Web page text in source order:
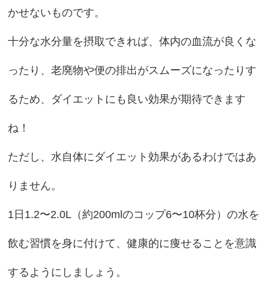
かせないものです。
十分な水分量を摂取できれば、体内の血流が良くな
ったり、老廃物や便の排出がスムーズになったりす
るため、ダイエットにも良い効果が期待できます
ね！
ただし、水自体にダイエット効果があるわけではあ
りません。
1日1.2〜2.0L（約200mlのコップ6〜10杯分）の水を
飲む習慣を身に付けて、健康的に痩せることを意識
するようにしましょう。